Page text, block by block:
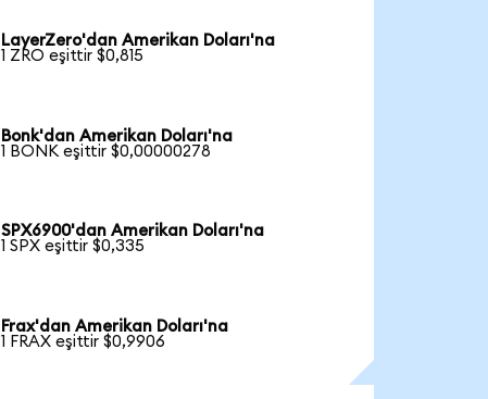
LayerZero'dan Amerikan Doları'na
1 ZRO eşittir $0,815
Bonk'dan Amerikan Doları'na
1 BONK eşittir $0,00000278
SPX6900'dan Amerikan Doları'na
1 SPX eşittir $0,335
Frax'dan Amerikan Doları'na
1 FRAX eşittir $0,9906